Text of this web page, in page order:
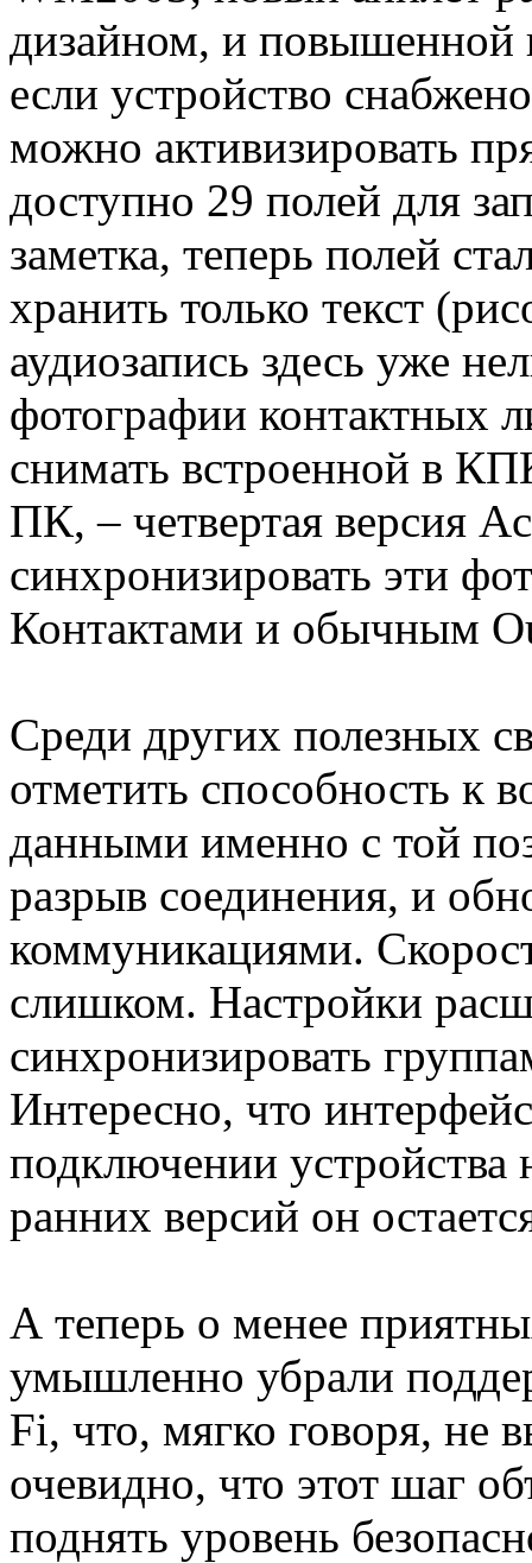
дизайном, и повышенной
если устройство
можно активизировать
доступно 29 полей для
заметка, теперь полей
хранить только текст
аудиозапись здесь уже
фотографии контактных
снимать встроенной в
ПК, – четвертая версия
синхронизировать эти
Контактами и обычным
Среди других полезных
отметить способность к
данными именно с той
разрыв соединения, и
коммуникациями.
слишком. Настройки
синхронизировать
Интересно, что
подключении устройства
ранних версий он
А теперь о менее
умышленно убрали
Fi, что, мягко говоря, не
очевидно, что этот шаг
поднять уровень